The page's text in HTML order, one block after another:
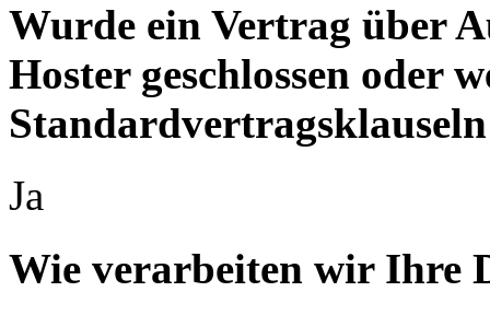
Wurde ein Vertrag über
Hoster geschlossen oder
Ja
Wie verarbeiten wir Ihre